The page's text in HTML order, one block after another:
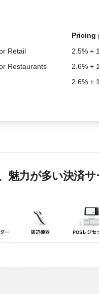
Pricing
Retail
2.5% +
Restaurants
2.6% +
2.6% +
魅力が多い決済サ